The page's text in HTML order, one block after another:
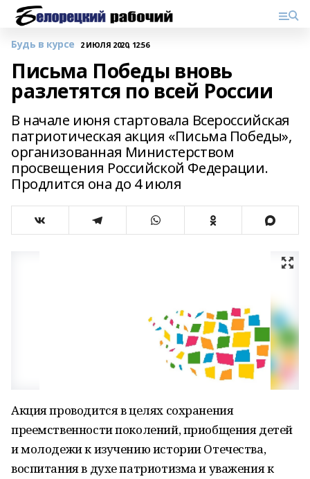
Будь в курсе 2 ИЮЛЯ 2020, 12:56
Письма Победы вновь
разлетятся по всей России
В начале июня стартовала Всероссийская
патриотическая акция «Письма Победы»,
организованная Министерством
просвещения Российской Федерации.
Продлится она до 4 июля
Акция проводится в целях сохранения
преемственности поколений, приобщения детей
и молодежи к изучению истории Отечества,
воспитания в духе патриотизма и уважения к